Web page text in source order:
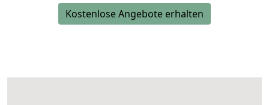
Kostenlose Angebote erhalten